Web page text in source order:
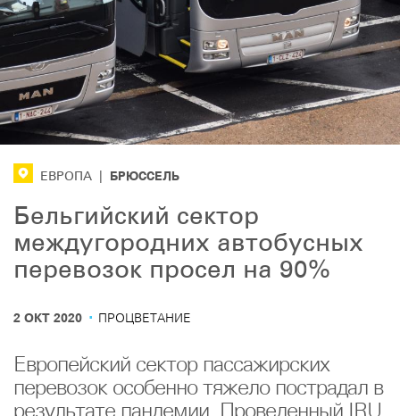
ЕВРОПА БРЮССЕЛЬ
Бельгийский сектор
междугородних автобусных
перевозок просел на 90%
2 ОКТ 2020 · ПРОЦВЕТАНИЕ
Европейский сектор пассажирских
перевозок особенно тяжело пострадал в
результате пандемии. Проведенный IRU